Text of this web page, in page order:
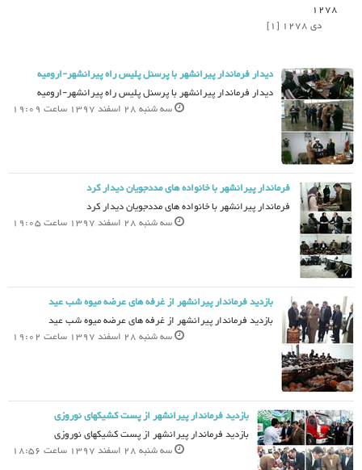
1278
دی 1278 [1]
دیدار فرماندار پیرانشهر با پرسنل پلیس راه پیرانشهر-ارومیه
دیدار فرماندار پیرانشهر با پرسنل پلیس راه پیرانشهر-ارومیه
سه شنبه 28 اسفند 1397 ساعت 19:09
فرماندار پیرانشهر با خانواده های مددجویان دیدار کرد
فرماندار پیرانشهر با خانواده های مددجویان دیدار کرد
سه شنبه 28 اسفند 1397 ساعت 19:05
بازدید فرماندار پیرانشهر از غرفه های عرضه میوه شب عید
بازدید فرماندار پیرانشهر از غرفه های عرضه میوه شب عید
سه شنبه 28 اسفند 1397 ساعت 19:02
بازدید فرماندار پیرانشهر از پست کشیکهای نوروزی
بازدید فرماندار پیرانشهر از پست کشیکهای نوروزی
سه شنبه 28 اسفند 1397 ساعت 18:56